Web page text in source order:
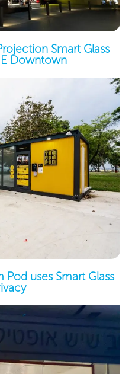
Smart Glass
Downtown
uses Smart Glass